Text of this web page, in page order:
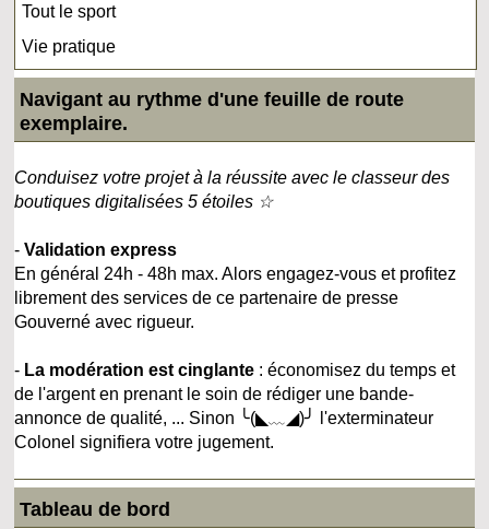
Tout le sport
Vie pratique
Navigant au rythme d'une feuille de route
exemplaire.
Conduisez votre projet à la réussite avec le classeur des
boutiques digitalisées 5 étoiles ☆
-Validation express
En général 24h - 48h max. Alors engagez-vous et profitez
librement des services de ce partenaire de presse
Gouverné avec rigueur.
- La modération est cinglante : économisez du temps et
de l'argent en prenant le soin de rédiger une bande-
annonce de qualité, ... Sinon ╰(◣﹏◢)╯ l'exterminateur
Colonel signifiera votre jugement.
Tableau de bord